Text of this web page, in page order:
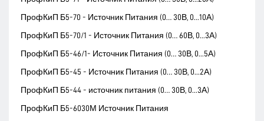
ПрофКиП Б5-70 - Источник Питания (0… 30В, 0...10А)
ПрофКиП Б5-70/1 - Источник Питания (0… 60В, 0...3А)
ПрофКиП Б5-46/1- Источник Питания (0… 30В, 0...5А)
ПрофКиП Б5-45 - Источник Питания (0… 30В, 0...2А)
ПрофКиП Б5-44 - источник питания (0… 30В, 0...3А)
ПрофКиП Б5-6030М Источник Питания